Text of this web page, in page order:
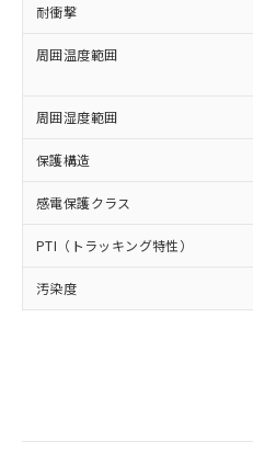
耐衝撃
周囲温度範囲
周囲湿度範囲
保護構造
感電保護クラス
PTI（トラッキング特性）
汚染度
マイパーツ機能
ビス）をご利用
メンバーズにご
お客様が当ウェ
登録された部品
および当社の共
品・サービスに
引・商談に必要
※当社の共同利
用者の範囲」に
部品在庫の切り替え
月が前後することが
※3 非含有証明書
下記の非含有証明書
とができます。
EU RoHS指令（10物
51物質の非含有証明
※本証明書は発行日
るもので、過去に遡
「10」：通常の使用
質が外部に漏えいし
及ぼさない年数を意味
「－」：未確認です
い合わせください。
販売先および販
法に輸出するお
り引きをいたし
白
受注生産機
情報を公開